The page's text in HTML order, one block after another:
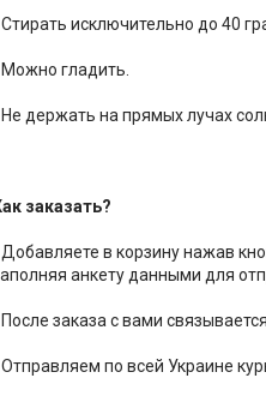
Стирать исключительно до 40
Можно гладить.
Не держать на прямых лучах
заказать?
Добавляете в корзину нажав
анкету данными для
После заказа с вами
Отправляем по всей Украине